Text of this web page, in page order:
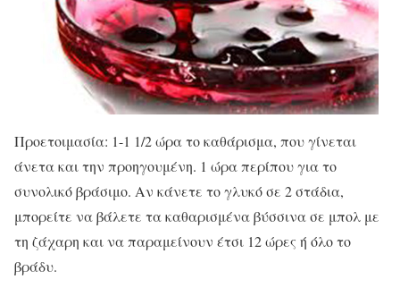
Προετοιμασία: 1-1 1/2 ώρα το καθάρισμα, που γίνεται
άνετα και την προηγουμένη. 1 ώρα περίπου για το
συνολικό βράσιμο. Αν κάνετε το γλυκό σε 2 στάδια,
μπορείτε να βάλετε τα καθαρισμένα βύσσινα σε μπολ με
τη ζάχαρη και να παραμείνουν έτσι 12 ώρες ή όλο το
βράδυ.